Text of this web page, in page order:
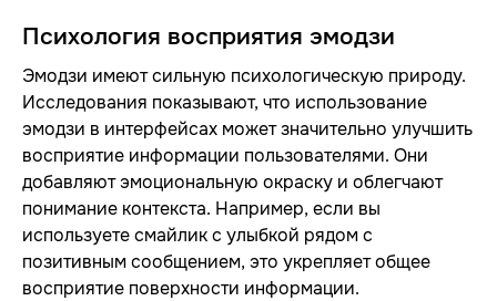
Психология восприятия эмодзи
Эмодзи имеют сильную психологическую природу.
Исследования показывают, что использование
эмодзи в интерфейсах может значительно улучшить
восприятие информации пользователями. Они
добавляют эмоциональную окраску и облегчают
понимание контекста. Например, если вы
используете смайлик с улыбкой рядом с
позитивным сообщением, это укрепляет общее
восприятие поверхности информации.